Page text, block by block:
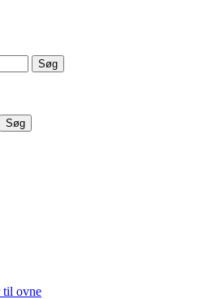
Søg
Søg
til ovne